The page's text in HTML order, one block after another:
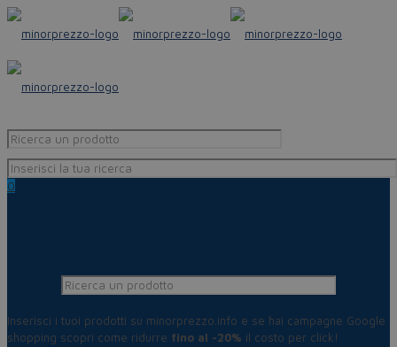
0
Inserisci i tuoi prodotti su minorprezzo.info e se hai campagne Google
shopping scopri come ridurre fino al -20% il costo per click!